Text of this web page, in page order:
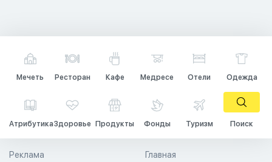
Мечеть Ресторан Кафе Медресе Отели Одежда
АтрибутикаЗдоровье Продукты Фонды Туризм Поиск
Главная
Реклама